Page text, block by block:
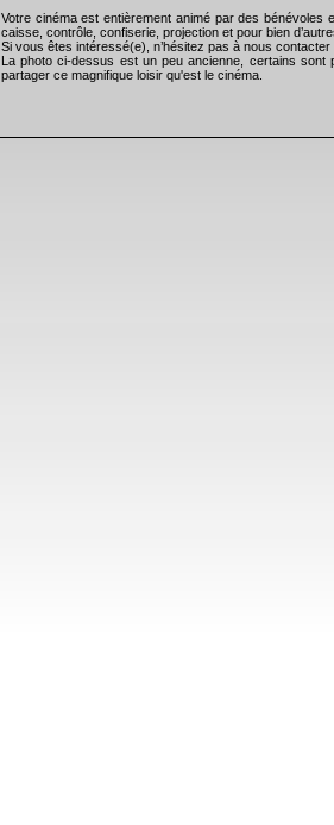
Votre cinéma est entièrement animé par des
caisse, contrôle, confiserie, projection et pour bien
Si vous êtes intéressé(e), n’hésitez pas à nous
La photo ci-dessus est un peu ancienne, certains
partager ce magnifique loisir qu'est le cinéma.